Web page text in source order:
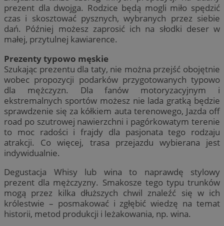
prezent dla dwojga. Rodzice będą mogli miło spędzić
czas i skosztować pysznych, wybranych przez siebie
dań. Później możesz zaprosić ich na słodki deser w
małej, przytulnej kawiarence.
Prezenty typowo męskie
Szukając prezentu dla taty, nie można przejść obojętnie
wobec propozycji podarków przygotowanych typowo
dla mężczyzn. Dla fanów motoryzacyjnym i
ekstremalnych sportów możesz nie lada gratką będzie
sprawdzenie się za kółkiem auta terenowego, Jazda off
road po szutrowej nawierzchni i pagórkowatym terenie
to moc radości i frajdy dla pasjonata tego rodzaju
atrakcji. Co więcej, trasa przejazdu wybierana jest
indywidualnie.
Degustacja Whisy lub wina to naprawdę stylowy
prezent dla mężczyzny. Smakosze tego typu trunków
mogą przez kilka dłuższych chwil znaleźć się w ich
królestwie – posmakować i zgłębić wiedzę na temat
historii, metod produkcji i leżakowania, np. wina.